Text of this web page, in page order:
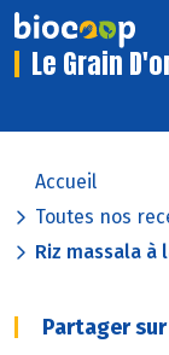
Le Grain
Accueil
Toutes nos
Riz massala à
Partager sur